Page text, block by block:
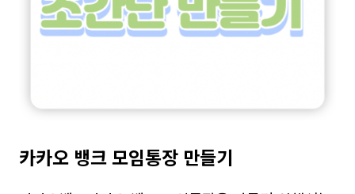
카카오 뱅크 모임통장 만들기